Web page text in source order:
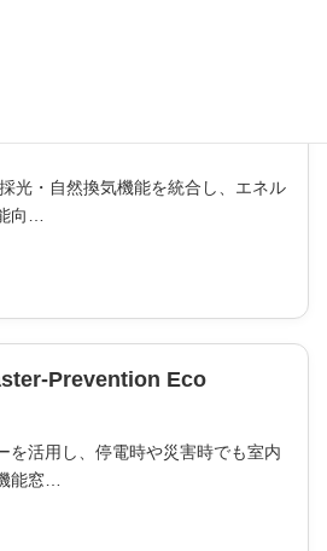
光・自然換気機能を統合し、エネル
向…
Prevention Eco
を活用し、停電時や災害時でも室内
能窓…